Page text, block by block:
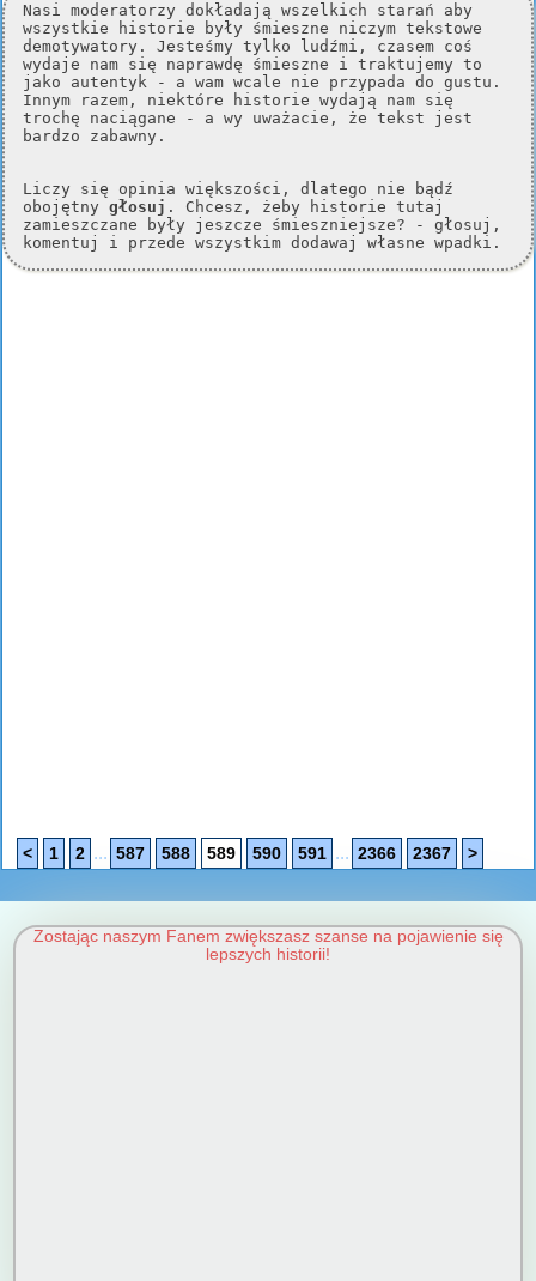
Nasi moderatorzy dokładają wszelkich starań aby
wszystkie historie były śmieszne niczym tekstowe
demotywatory. Jesteśmy tylko ludźmi, czasem coś
wydaje nam się naprawdę śmieszne i traktujemy to
jako autentyk - a wam wcale nie przypada do gustu.
Innym razem, niektóre historie wydają nam się
trochę naciągane - a wy uważacie, że tekst jest
bardzo zabawny.
Liczy się opinia większości, dlatego nie bądź
obojętny głosuj . Chcesz, żeby historie tutaj
zamieszczane były jeszcze śmieszniejsze? - głosuj,
komentuj i przede wszystkim dodawaj własne wpadki.
< 1 2 ... 587 588 589 590 591 ... 2366 2367 >
Zostając naszym Fanem zwiększasz szanse na pojawienie się
lepszych historii!